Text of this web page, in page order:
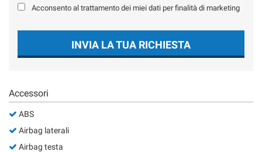
Acconsento al trattamento dei miei dati per finalità di marketing
INVIA LA TUA RICHIESTA
Accessori
ABS
Airbag laterali
Airbag testa
Cookie di marketing
Salva
impostazioni